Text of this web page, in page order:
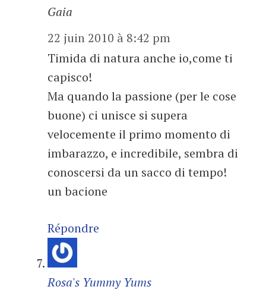
Gaia
22 juin 2010 à 8:42 pm
Timida di natura anche io,come ti
capisco!
Ma quando la passione (per le cose
buone) ci unisce si supera
velocemente il primo momento di
imbarazzo, e incredibile, sembra di
conoscersi da un sacco di tempo!
un bacione
Répondre
Rosa's Yummy Yums